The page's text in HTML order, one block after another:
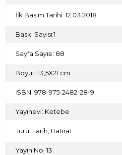
İlk Basım Tarihi: 12.03.2018
Baskı Sayısı:1
Sayfa Sayısı: 88
Boyut: 13,5X21 cm
ISBN: 978-975-2482-28-9
Yayınevi: Ketebe
Türü: Tarih, Hatırat
Yayın No: 13